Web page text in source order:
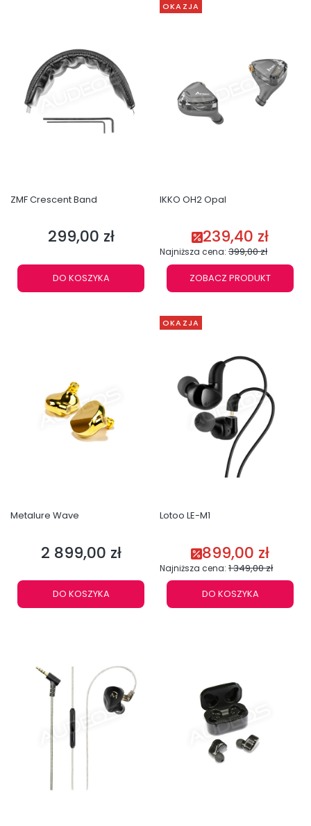
ZMF Crescent Band
Cena
299,00 zł
DO KOSZYKA
OKAZJA
IKKO OH2 Opal
Cena promocyjna
239,40 zł
Najniższa cena: 399,00 zł
ZOBACZ PRODUKT
Metalure Wave
Cena
2 899,00 zł
DO KOSZYKA
OKAZJA
Lotoo LE-M1
Cena promocyjna
899,00 zł
Najniższa cena: 1 349,00 zł
DO KOSZYKA